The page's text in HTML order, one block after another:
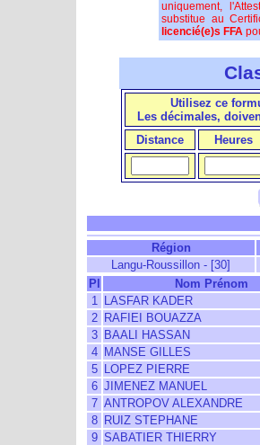
uniquement,
substitue au
licencié(e)s FFA
Utilisez ce
Les décimales,
Distance
Heures
Région
Langu-Roussillon - [30]
Pl
Nom Prénom
1
LASFAR KADER
2
RAFIEI BOUAZZA
3
BAALI HASSAN
4
MANSE GILLES
5
LOPEZ PIERRE
6 JIMENEZ MANUEL
7 ANTROPOV ALEXANDRE
8
RUIZ STEPHANE
9 SABATIER THIERRY